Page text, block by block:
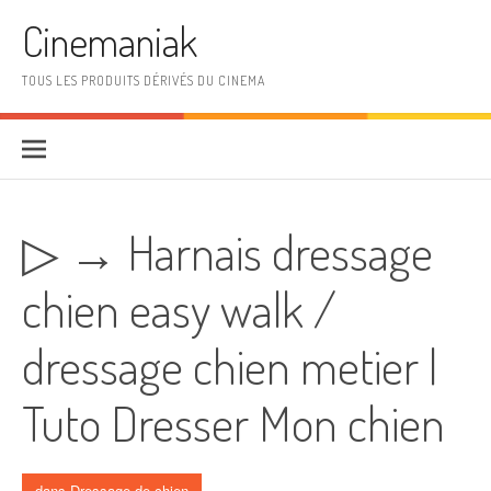
Cinemaniak
TOUS LES PRODUITS DÉRIVÉS DU CINEMA
▷ → Harnais dressage
chien easy walk /
dressage chien metier |
Tuto Dresser Mon chien